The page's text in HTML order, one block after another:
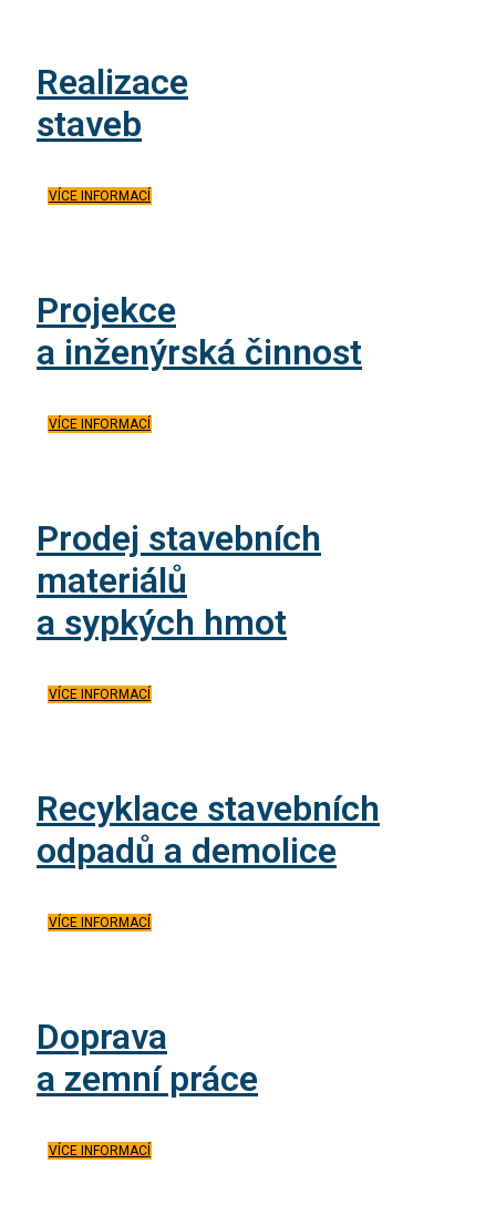
Realizace
staveb
VÍCE INFORMACÍ
Projekce
a inženýrská činnost
VÍCE INFORMACÍ
Prodej stavebních
materiálů
a sypkých hmot
VÍCE INFORMACÍ
Recyklace stavebních
odpadů a demolice
VÍCE INFORMACÍ
Doprava
a zemní práce
VÍCE INFORMACÍ